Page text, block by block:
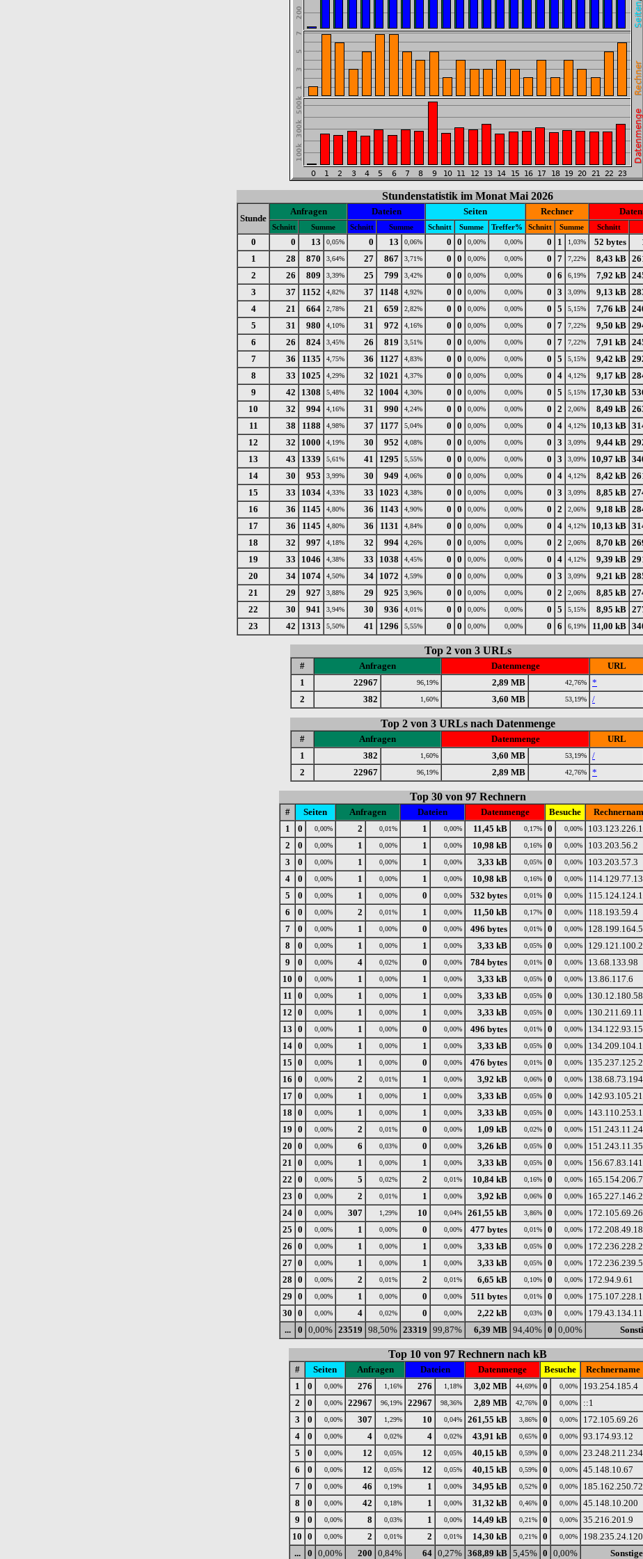
Stundenstatistik im Monat Mai 2026
Stunde
Anfragen Dateien Seiten Rechner
Schnitt Summe Schnitt Summe Schnitt Summe Treffer% Schnitt Summe Schnitt
0 0 13 0,05% 0 13 0,06% 0 0 0,00% 0,00% 0 1 1,03% 52 bytes
1 28 870 3,64% 27 867 3,71% 0 0 0,00% 0,00% 0 7 7,22% 8,43 kB
2 26 809 3,39% 25 799 3,42% 0 0 0,00% 0,00% 0 6 6,19% 7,92 kB
3 37 1152 4,82% 37 1148 4,92% 0 0 0,00% 0,00% 0 3 3,09% 9,13 kB
4 21 664 2,78% 21 659 2,82% 0 0 0,00% 0,00% 0 5 5,15% 7,76 kB
5 31 980 4,10% 31 972 4,16% 0 0 0,00% 0,00% 0 7 7,22% 9,50 kB
6 26 824 3,45% 26 819 3,51% 0 0 0,00% 0,00% 0 7 7,22% 7,91 kB
7 36 1135 4,75% 36 1127 4,83% 0 0 0,00% 0,00% 0 5 5,15% 9,42 kB
8 33 1025 4,29% 32 1021 4,37% 0 0 0,00% 0,00% 0 4 4,12% 9,17 kB
9 42 1308 5,48% 32 1004 4,30% 0 0 0,00% 0,00% 0 5 5,15% 17,30 kB
10 32 994 4,16% 31 990 4,24% 0 0 0,00% 0,00% 0 2 2,06% 8,49 kB
11 38 1188 4,98% 37 1177 5,04% 0 0 0,00% 0,00% 0 4 4,12% 10,13 kB
12 32 1000 4,19% 30 952 4,08% 0 0 0,00% 0,00% 0 3 3,09% 9,44 kB
13 43 1339 5,61% 41 1295 5,55% 0 0 0,00% 0,00% 0 3 3,09% 10,97 kB
14 30 953 3,99% 30 949 4,06% 0 0 0,00% 0,00% 0 4 4,12% 8,42 kB
15 33 1034 4,33% 33 1023 4,38% 0 0 0,00% 0,00% 0 3 3,09% 8,85 kB
16 36 1145 4,80% 36 1143 4,90% 0 0 0,00% 0,00% 0 2 2,06% 9,18 kB
17 36 1145 4,80% 36 1131 4,84% 0 0 0,00% 0,00% 0 4 4,12% 10,13 kB
18 32 997 4,18% 32 994 4,26% 0 0 0,00% 0,00% 0 2 2,06% 8,70 kB
19 33 1046 4,38% 33 1038 4,45% 0 0 0,00% 0,00% 0 4 4,12% 9,39 kB
20 34 1074 4,50% 34 1072 4,59% 0 0 0,00% 0,00% 0 3 3,09% 9,21 kB
21 29 927 3,88% 29 925 3,96% 0 0 0,00% 0,00% 0 2 2,06% 8,85 kB
22 30 941 3,94% 30 936 4,01% 0 0 0,00% 0,00% 0 5 5,15% 8,95 kB
23 42 1313 5,50% 41 1296 5,55% 0 0 0,00% 0,00% 0 6 6,19% 11,00 kB
Top 2 von 3 URLs
# Anfragen Datenmenge
URL
1
22967 96,19% 2,89 MB 42,76%
*
2
382 1,60% 3,60 MB 53,19% /
Top 2 von 3 URLs nach Datenmenge
# Anfragen Datenmenge
URL
1
382 1,60% 3,60 MB 53,19%
/
2
22967 96,19% 2,89 MB 42,76% *
Top 30 von 97 Rechnern
# Seiten Anfragen Dateien Datenmenge Besuche
1
0 0,00% 2 0,01% 1 0,00% 11,45 kB 0,17% 0 0,00%
2
0 0,00% 1 0,00% 1 0,00% 10,98 kB 0,16% 0 0,00%
103.203.56.2
3
0 0,00% 1 0,00% 1 0,00% 3,33 kB 0,05% 0 0,00%
103.203.57.3
4
0 0,00% 1 0,00% 1 0,00% 10,98 kB 0,16% 0 0,00%
5
0 0,00% 1 0,00% 0 0,00% 532 bytes 0,01% 0 0,00%
6
0 0,00% 2 0,01% 1 0,00% 11,50 kB 0,17% 0 0,00%
118.193.59.4
7
0 0,00% 1 0,00% 0 0,00% 496 bytes 0,01% 0 0,00%
8
0 0,00% 1 0,00% 1 0,00% 3,33 kB 0,05% 0 0,00%
9
0 0,00% 4 0,02% 0 0,00% 784 bytes 0,01% 0 0,00%
13.68.133.98
10 0 0,00% 1 0,00% 1 0,00% 3,33 kB 0,05% 0 0,00%
13.86.117.6
11
0 0,00% 1 0,00% 1 0,00% 3,33 kB 0,05% 0 0,00%
130.12.180.58
12 0 0,00% 1 0,00% 1 0,00% 3,33 kB 0,05% 0 0,00%
13 0 0,00% 1 0,00% 0 0,00% 496 bytes 0,01% 0 0,00%
14 0 0,00% 1 0,00% 1 0,00% 3,33 kB 0,05% 0 0,00%
15 0 0,00% 1 0,00% 0 0,00% 476 bytes 0,01% 0 0,00%
16 0 0,00% 2 0,01% 1 0,00% 3,92 kB 0,06% 0 0,00%
138.68.73.194
17 0 0,00% 1 0,00% 1 0,00% 3,33 kB 0,05% 0 0,00%
18 0 0,00% 1 0,00% 1 0,00% 3,33 kB 0,05% 0 0,00%
19 0 0,00% 2 0,01% 0 0,00% 1,09 kB 0,02% 0 0,00%
20 0 0,00% 6 0,03% 0 0,00% 3,26 kB 0,05% 0 0,00%
151.243.11.35
21
0 0,00% 1 0,00% 1 0,00% 3,33 kB 0,05% 0 0,00%
156.67.83.141
22 0 0,00% 5 0,02% 2 0,01% 10,84 kB 0,16% 0 0,00%
23 0 0,00% 2 0,01% 1 0,00% 3,92 kB 0,06% 0 0,00%
24 0 0,00% 307 1,29% 10 0,04% 261,55 kB 3,86% 0 0,00%
172.105.69.26
25 0 0,00% 1 0,00% 0 0,00% 477 bytes 0,01% 0 0,00%
26 0 0,00% 1 0,00% 1 0,00% 3,33 kB 0,05% 0 0,00%
27 0 0,00% 1 0,00% 1 0,00% 3,33 kB 0,05% 0 0,00%
28 0 0,00% 2 0,01% 2 0,01% 6,65 kB 0,10% 0 0,00%
172.94.9.61
29 0 0,00% 1 0,00% 0 0,00% 511 bytes 0,01% 0 0,00%
30 0 0,00% 4 0,02% 0 0,00% 2,22 kB 0,03% 0 0,00%
...
0 0,00% 23519 98,50% 23319 99,87% 6,39 MB 94,40% 0 0,00%
Top 10 von 97 Rechnern nach kB
# Seiten Anfragen Dateien Datenmenge Besuche
Rechnername
1
0 0,00% 276 1,16% 276 1,18% 3,02 MB 44,69% 0 0,00%
193.254.185.4
2
0 0,00% 22967 96,19% 22967 98,36% 2,89 MB 42,76% 0 0,00%
::1
3
0 0,00% 307 1,29% 10 0,04% 261,55 kB 3,86% 0 0,00%
172.105.69.26
4
0 0,00% 4 0,02% 4 0,02% 43,91 kB 0,65% 0 0,00%
93.174.93.12
5
0 0,00% 12 0,05% 12 0,05% 40,15 kB 0,59% 0 0,00%
23.248.211.234
6
0 0,00% 12 0,05% 12 0,05% 40,15 kB 0,59% 0 0,00%
45.148.10.67
7
0 0,00% 46 0,19% 1 0,00% 34,95 kB 0,52% 0 0,00%
185.162.250.72
8
0 0,00% 42 0,18% 1 0,00% 31,32 kB 0,46% 0 0,00%
45.148.10.200
9
0 0,00% 8 0,03% 1 0,00% 14,49 kB 0,21% 0 0,00%
35.216.201.9
10 0 0,00% 2 0,01% 2 0,01% 14,30 kB 0,21% 0 0,00%
198.235.24.120
...
0 0,00% 200 0,84% 64 0,27% 368,89 kB 5,45% 0 0,00% Sonstige